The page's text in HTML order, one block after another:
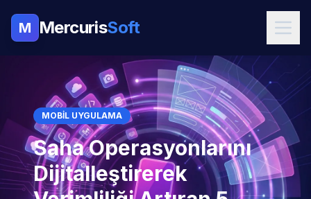
M MercurisSoft
MOBIL UYGULAMA
Saha Operasyonlarını
Dijitalleştirerek